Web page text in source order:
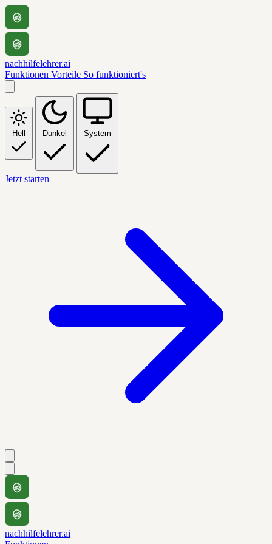
nachhilfelehrer.ai
Funktionen Vorteile So funktioniert's
Hell Dunkel System
Jetzt starten
nachhilfelehrer.ai